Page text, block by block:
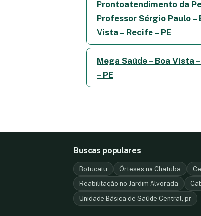
Prontoatendimento da
Professor Sérgio Paulo –
Vista – Recife – PE
Mega Saúde – Boa Vista
– PE
Buscas populares
Botucatu Órteses na Chatuba
Reabilitação no Jardim Alvorada
Unidade Básica de Saúde Central, pr